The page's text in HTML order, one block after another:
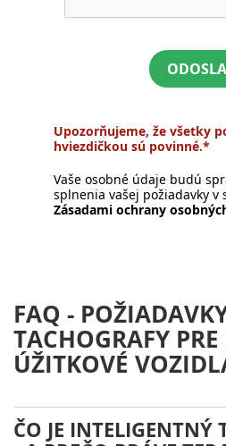
Upozorňujeme, že všetky
hviezdičkou sú povinné.*
Vaše osobné údaje budú
splnenia vašej požiadavky v
Zásadami ochrany
FAQ -
TACHOGRAFY
ÚŽITKOVÉ
ČO JE INTELIGENTNÝ